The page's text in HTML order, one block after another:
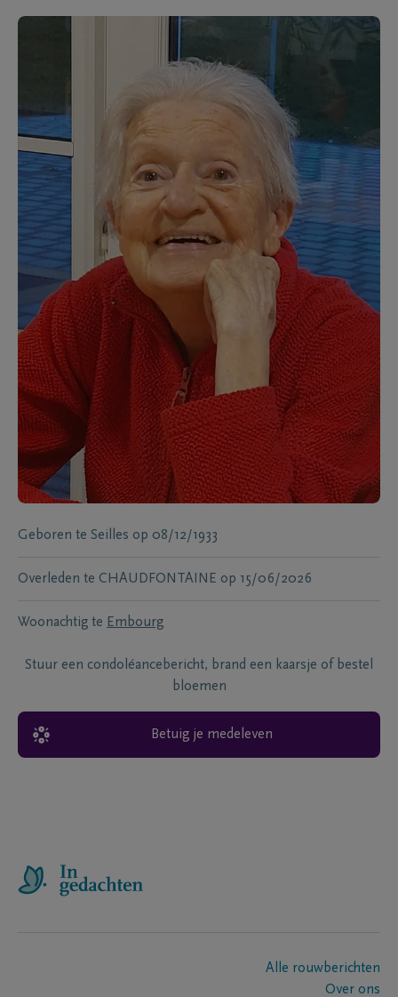
Geboren te Seilles op 08/12/1933
Overleden te CHAUDFONTAINE op 15/06/2026
Woonachtig te Embourg
Stuur een condoléancebericht, brand een kaarsje of bestel
bloemen
Betuig je medeleven
Alle rouwberichten
Over ons